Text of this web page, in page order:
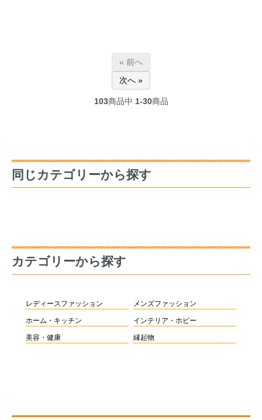
« 前へ
次へ »
103商品中 1-30商品
同じカテゴリーから探す
カテゴリーから探す
レディースファッション メンズファッション
ホーム・キッチン インテリア・ホビー
美容・健康 縁起物